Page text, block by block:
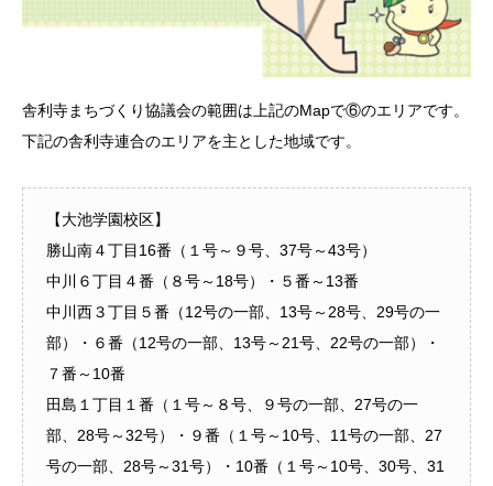
舎利寺まちづくり協議会の範囲は上記のMapで⑥のエリアです。
下記の舎利寺連合のエリアを主とした地域です。
【大池学園校区】
勝山南４丁目16番（１号～９号、37号～43号）
中川６丁目４番（８号～18号）・５番～13番
中川西３丁目５番（12号の一部、13号～28号、29号の一
部）・６番（12号の一部、13号～21号、22号の一部）・
７番～10番
田島１丁目１番（１号～８号、９号の一部、27号の一
部、28号～32号）・９番（１号～10号、11号の一部、27
号の一部、28号～31号）・10番（１号～10号、30号、31